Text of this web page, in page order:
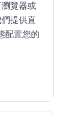
覽器或
提供直
配置您的